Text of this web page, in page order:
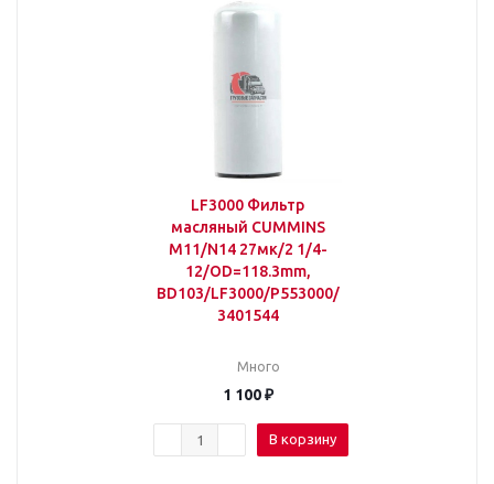
LF3000 Фильтр
масляный CUMMINS
M11/N14 27мк/2 1/4-
12/OD=118.3mm,
BD103/LF3000/P553000/
3401544
Много
1 100₽
В корзину